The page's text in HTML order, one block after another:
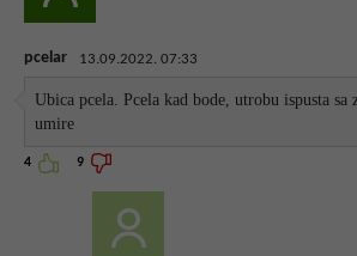
pcelar 13.09.2022. 07:33
Ubica pcela. Pcela kad bode, utrobu ispusta sa
umire
4 9